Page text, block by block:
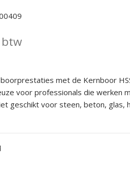
btw
met de Kernboor
voor professionals die werken
geschikt voor steen, beton, glas,